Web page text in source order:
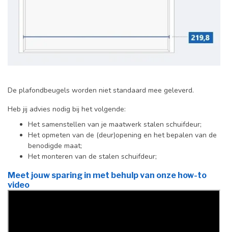
De plafondbeugels worden niet standaard mee geleverd.
Heb jij advies nodig bij het volgende:
Het samenstellen van je maatwerk stalen schuifdeur;
Het opmeten van de (deur)opening en het bepalen van de
benodigde maat;
Het monteren van de stalen schuifdeur;
Meet jouw sparing in met behulp van onze how-to
video